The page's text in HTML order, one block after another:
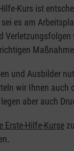
Kurs ist
es am
und Ausbilder
wir Ihnen
aber auch
Erste-Hilfe-Kurse